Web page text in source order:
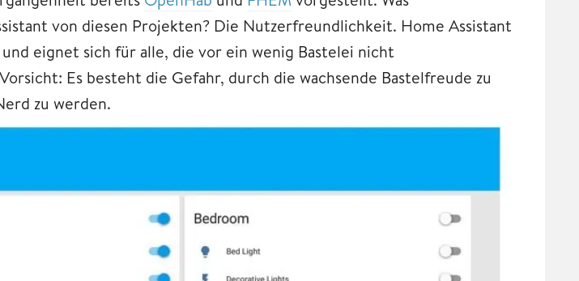
von diesen Projekten? Die Nutzerfreundlichkeit. Home Assistant
eignet sich für alle, die vor ein wenig Bastelei nicht
Es besteht die Gefahr, durch die wachsende Bastelfreude zu
zu werden.